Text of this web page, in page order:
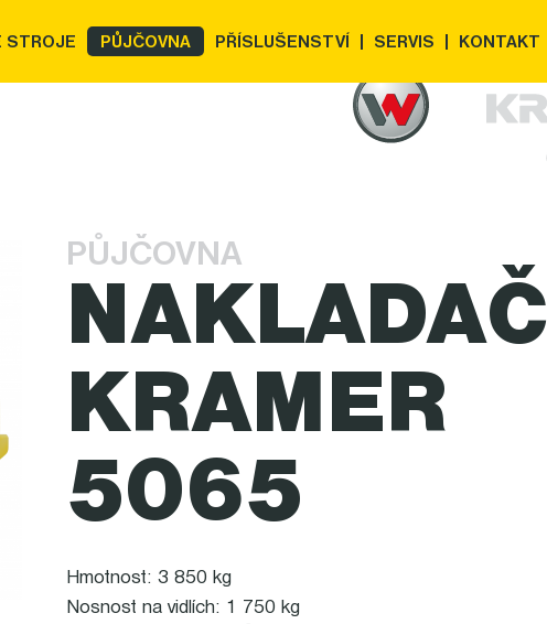
STROJE PŮJČOVNA PŘÍSLUŠENSTVÍ SERVIS KONTAKT
PŮJČOVNA
NAKLADAČ
KRAMER
5065
Hmotnost: 3 850 kg
Nosnost na vidlích: 1 750 kg